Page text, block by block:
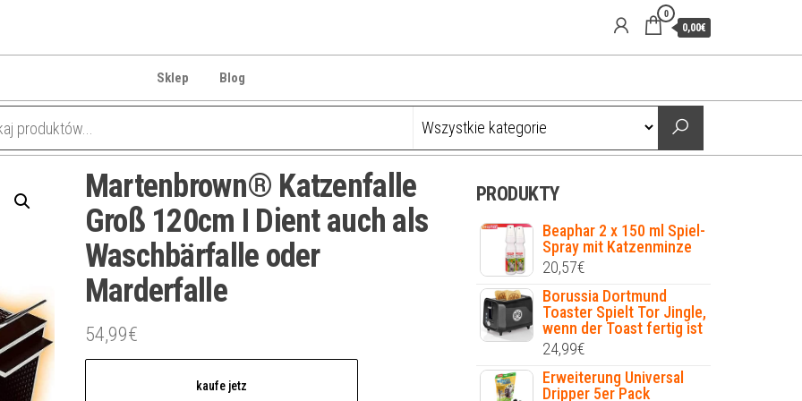
0
0,00€
Sklep Blog
Martenbrown® Katzenfalle
Groß 120cm I Dient auch als
Waschbärfalle oder
Marderfalle
54,99€
kaufe jetz
PRODUKTY
Beaphar 2 x 150 ml Spiel-
Spray mit Katzenminze
20,57€
Borussia Dortmund
Toaster Spielt Tor Jingle,
wenn der Toast fertig ist
24,99€
Erweiterung Universal
Dripper 5er Pack